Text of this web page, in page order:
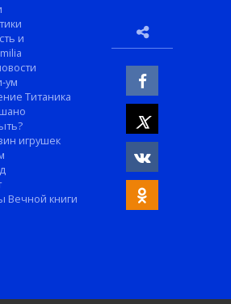
и
ум
Титаника
игрушек
Вечной книги